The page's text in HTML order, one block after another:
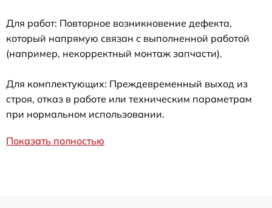
Для работ: Повторное возникновение дефекта,
который напрямую связан с выполненной работой
(например, некорректный монтаж запчасти).
Для комплектующих: Преждевременный выход из
строя, отказ в работе или техническим параметрам
при нормальном использовании.
Показать полностью